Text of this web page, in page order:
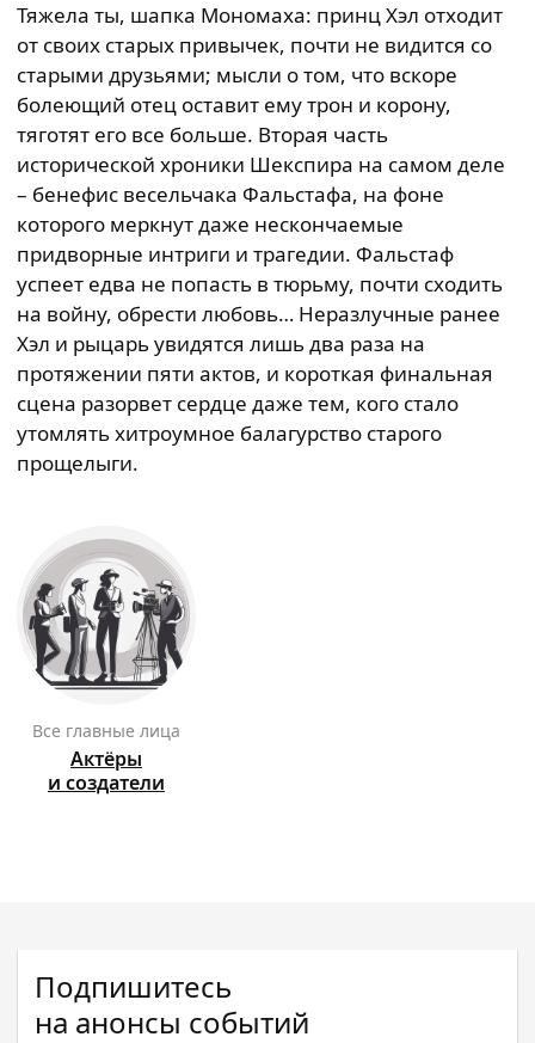
Тяжела ты, шапка Мономаха: принц Хэл отходит
от своих старых привычек, почти не видится со
старыми друзьями; мысли о том, что вскоре
болеющий отец оставит ему трон и корону,
тяготят его все больше. Вторая часть
исторической хроники Шекспира на самом деле
– бенефис весельчака Фальстафа, на фоне
которого меркнут даже нескончаемые
придворные интриги и трагедии. Фальстаф
успеет едва не попасть в тюрьму, почти сходить
на войну, обрести любовь… Неразлучные ранее
Хэл и рыцарь увидятся лишь два раза на
протяжении пяти актов, и короткая финальная
сцена разорвет сердце даже тем, кого стало
утомлять хитроумное балагурство старого
прощелыги.
Все главные лица
Актёры
и создатели
Подпишитесь
на анонсы событий